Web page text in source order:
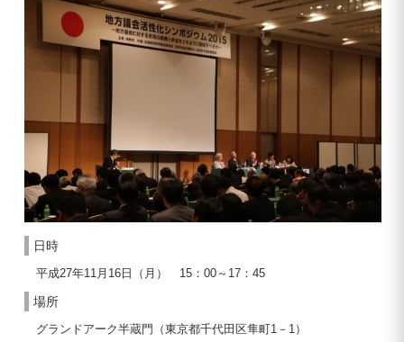
日時
平成27年11月16日（月） 15：00～17：45
場所
グランドアーク半蔵門（東京都千代田区隼町1－1）